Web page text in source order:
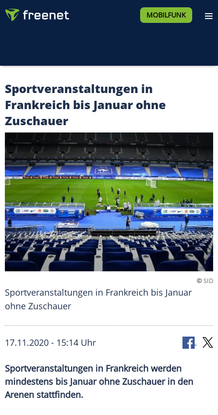
MOBILFUNK
Sportveranstaltungen in
Frankreich bis Januar ohne
Zuschauer
©SID
Sportveranstaltungen in Frankreich bis Januar
ohne Zuschauer
17.11.2020 - 15:14 Uhr
Sportveranstaltungen in Frankreich werden
mindestens bis Januar ohne Zuschauer in den
Arenen stattfinden.